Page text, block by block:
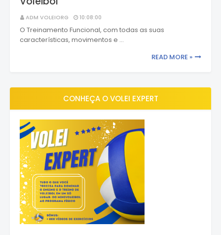
ADM VOLEIORG 10:08:00
O Treinamento Funcional, com todas as suas
características, movimentos e …
READ MORE »
CONHEÇA O VOLEI EXPERT